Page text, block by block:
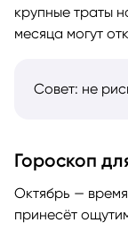
крупные траты
месяца могут
Совет: не
Гороскоп
Октябрь —
принесёт